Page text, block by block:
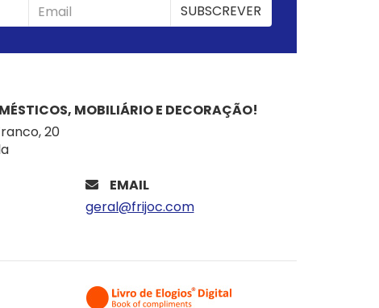
SUBSCREVER
SUBSCREVER
MOBILIÁRIO E DECORAÇÃO!
20
EMAIL
geral@frijoc.com